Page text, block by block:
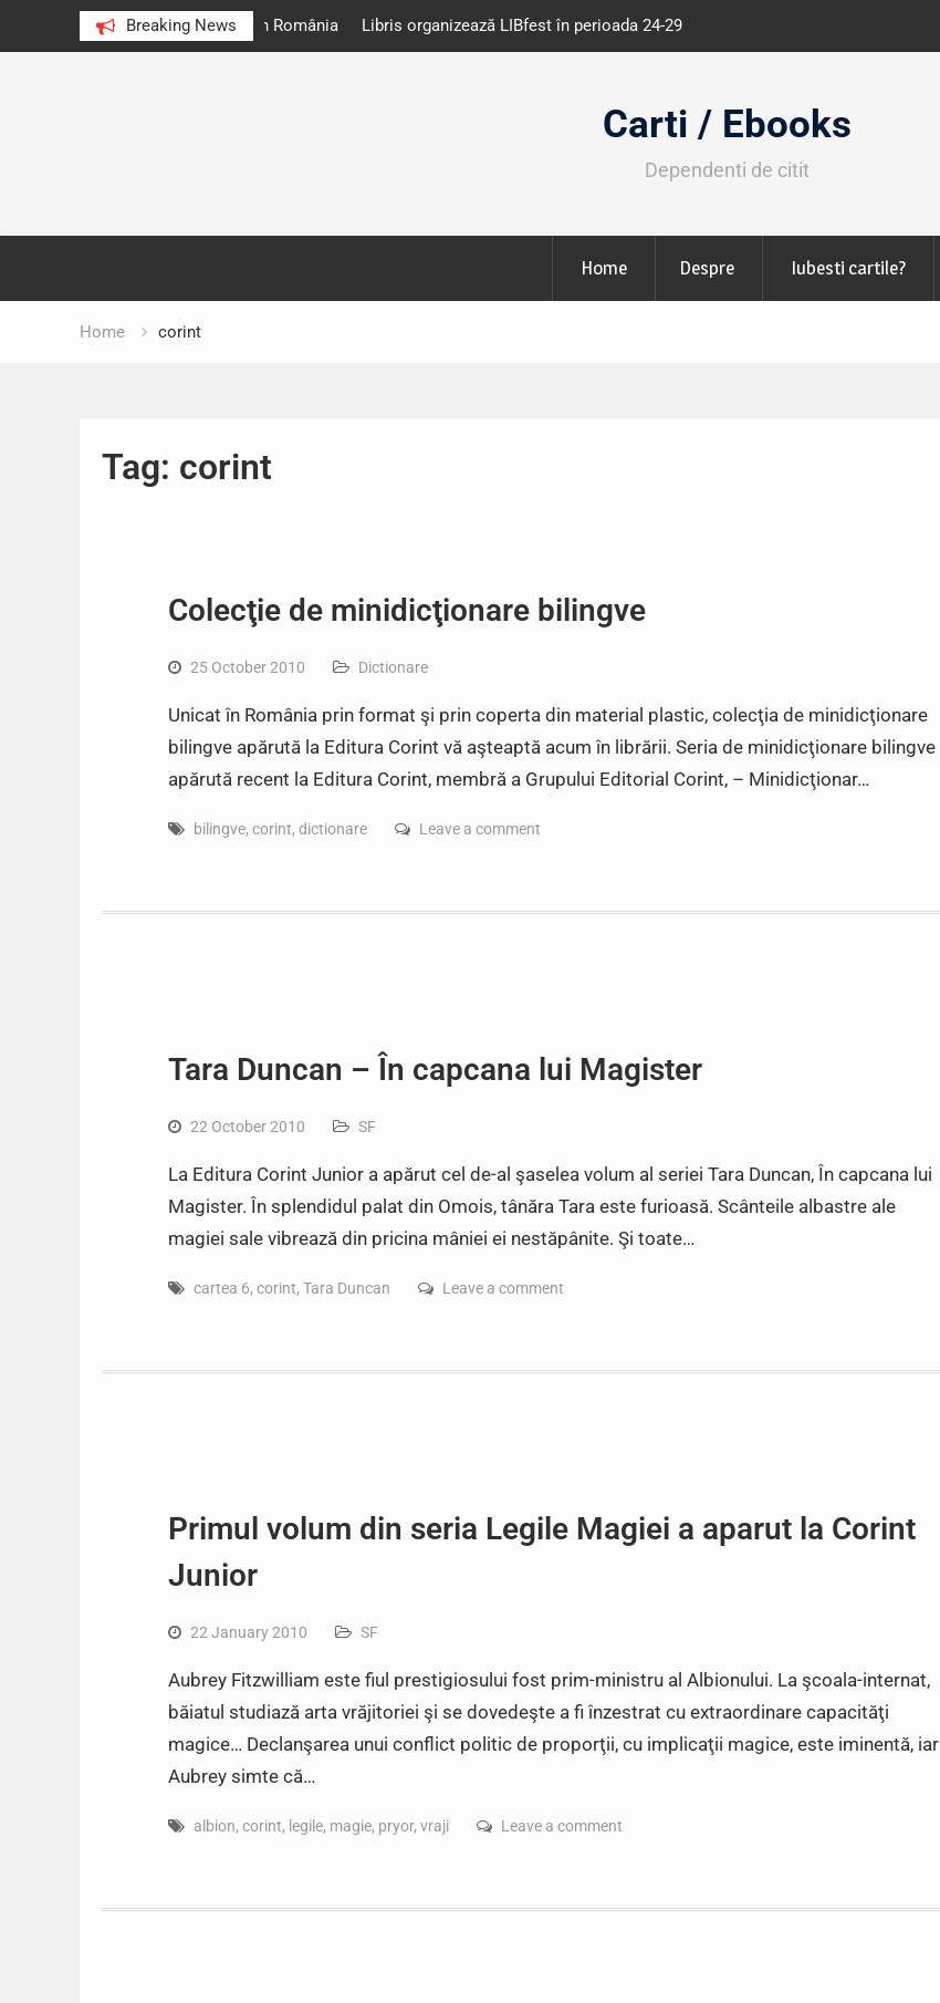
Breaking News
de învățământ din România
Libris organizează LIBfest în perioada 24-29
octombrie
130.000 de vizitatori
Carti / Ebooks
Dependenti de citit
Home Despre Iubesti cartile?
Home corint
Tag: corint
Colecţie de minidicţionare bilingve
25 October 2010 Dictionare
Unicat în România prin format şi prin coperta din material plastic, colecţia de minidicţionare
bilingve apărută la Editura Corint vă aşteaptă acum în librării. Seria de minidicţionare bilingve
apărută recent la Editura Corint, membră a Grupului Editorial Corint, – Minidicţionar…
bilingve, corint, dictionare Leave a comment
Tara Duncan – În capcana lui Magister
22 October 2010 SF
La Editura Corint Junior a apărut cel de-al şaselea volum al seriei Tara Duncan, În capcana lui
Magister. În splendidul palat din Omois, tânăra Tara este furioasă. Scânteile albastre ale
magiei sale vibrează din pricina mâniei ei nestăpânite. Şi toate…
cartea 6, corint, Tara Duncan Leave a comment
Primul volum din seria Legile Magiei a aparut la Corint
Junior
22 January 2010 SF
Aubrey Fitzwilliam este fiul prestigiosului fost prim-ministru al Albionului. La şcoala-internat,
băiatul studiază arta vrăjitoriei şi se dovedeşte a fi înzestrat cu extraordinare capacităţi
magice… Declanşarea unui conflict politic de proporţii, cu implicaţii magice, este iminentă, iar
Aubrey simte că…
albion, corint, legile, magie, pryor, vraji Leave a comment